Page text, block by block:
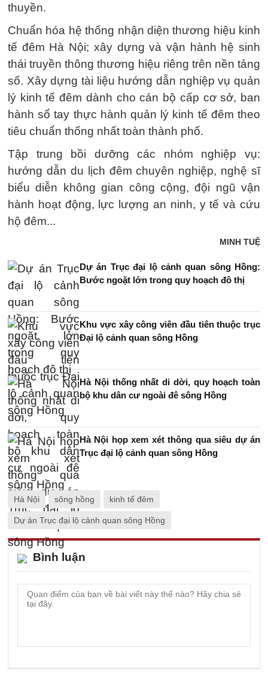
thuyền.
Chuẩn hóa hệ thống nhận diện thương hiệu kinh
tế đêm Hà Nội; xây dựng và vận hành hệ sinh
thái truyền thông thương hiệu riêng trên nền tảng
số. Xây dựng tài liệu hướng dẫn nghiệp vụ quản
lý kinh tế đêm dành cho cán bộ cấp cơ sở, ban
hành sổ tay thực hành quản lý kinh tế đêm theo
tiêu chuẩn thống nhất toàn thành phố.
Tập trung bồi dưỡng các nhóm nghiệp vụ:
hướng dẫn du lịch đêm chuyên nghiệp, nghệ sĩ
biểu diễn không gian công cộng, đội ngũ vận
hành hoạt động, lực lượng an ninh, y tế và cứu
hộ đêm...
MINH TUỆ
Dự án Trục đại lộ cảnh quan sông Hồng:
Bước ngoặt lớn trong quy hoạch đô thị
Khu vực xây công viên đầu tiên thuộc trục
Đại lộ cảnh quan sông Hồng
Hà Nội thống nhất di dời, quy hoạch toàn
bộ khu dân cư ngoài đê sông Hồng
Hà Nội họp xem xét thông qua siêu dự án
Trục đại lộ cảnh quan sông Hồng
Hà Nội sông hồng kinh tế đêm
Dự án Trục đại lộ cảnh quan sông Hồng
Bình luận